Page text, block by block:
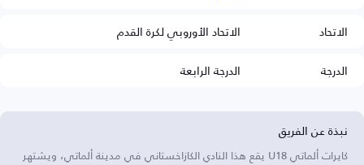
الاتحاد
الاتحاد الأوروبي لكرة القدم
الدرجة
الدرجة الرابعة
نبذة عن الفريق
كايرات ألماتي U18 يقع هذا النادي الكازاخستاني في مدينة ألماتي، ويشتهر